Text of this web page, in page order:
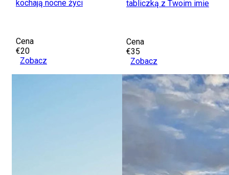
kochają nocne życi
Cena
€20
Zobacz
tabliczką z Twoim imie
Cena
€35
Zobacz